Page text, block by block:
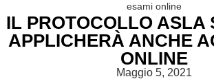
esami online
IL PROTOCOLLO ASLA
APPLICHERÀ ANCHE
ONLINE
Maggio 5, 2021